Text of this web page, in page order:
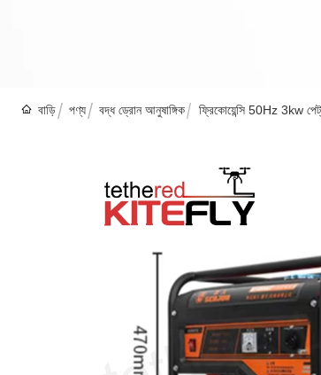
বাড়ি পণ্য বদ্ধ ড্রোন আনুষাঙ্গিক ফ্রিকোয়েন্সি 50Hz 3kw